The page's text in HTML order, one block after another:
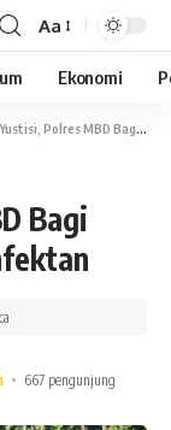
Aa
Ekonomi
MBD Bagi Masker dan Semprot Disinfektan
Bagi
667 pengunjung